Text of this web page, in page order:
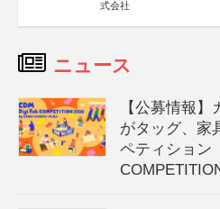
式会社
ニュース
【公募情報
がタッグ、家
ペティション